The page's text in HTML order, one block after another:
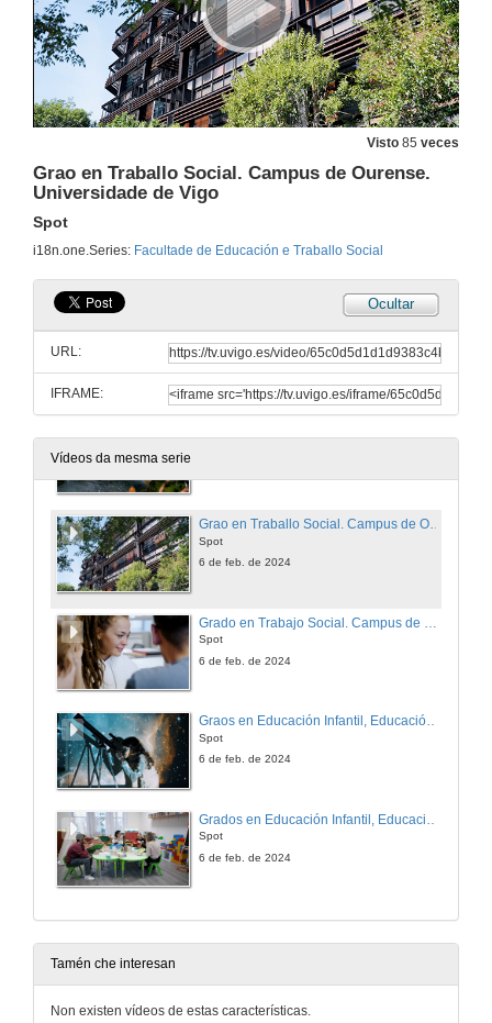
Visto 85 veces
Grao en Traballo Social. Campus de Ourense.
Universidade de Vigo
Spot
i18n.one.Series: Facultade de Educación e Traballo Social
Ocultar
URL:
IFRAME:
Vídeos da mesma serie
Publirreportaxe
6 de feb. de 2024
Grao en Traballo Social. Campus de Ourense. Universidade de Vigo
Spot
6 de feb. de 2024
Spot
6 de feb. de 2024
Graos en Educación Infantil, Educación Primaria e Educación Social. Campus de Ourense. Universidade de Vigo
Spot
6 de feb. de 2024
Spot
6 de feb. de 2024
Tamén che interesan
Non existen vídeos de estas características.